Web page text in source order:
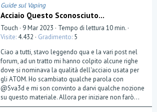
Guide sul Vaping
Acciaio Questo Sconosciuto...
Touch 9 Mar 2023
Tempo di lettura 10 min.
Visite 4.432 Gradimento 5
Ciao a tutti, stavo leggendo qua e la vari post nel
forum, ad un tratto mi hanno colpito alcune righe
dove si nominava la qualità dell'acciaio usata per
gli ATOM. Ho scambiato qualche parola con
@Sva3d e mi son convinto a darvi qualche nozione
su questo materiale. Allora per iniziare non farò...